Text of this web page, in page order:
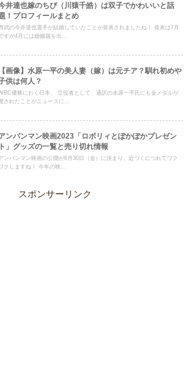
井達也嫁のちぴ（川猿千皓）は双子でかわいいと話
！プロフィールまとめ
武の今井達也選手が結婚していたことが発表されましたね！ 発表は7月
すが4月には婚姻届を出...
【画像】水原一平の美人妻（嫁）は元チア？馴れ初めや
供は何人？
優勝にわく日本。 立役者として、通訳の水原一平氏にも金メダルが
されたことがニュースに...
ンパンマン映画2023「ロボリィとぽかぽかプレゼン
ト」グッズの一覧と売り切れ情報
ンパンマン映画の公開が6月30日（金）に決まり、近づくにつれてワク
クしますね！ 今年の映...
スポンサーリンク